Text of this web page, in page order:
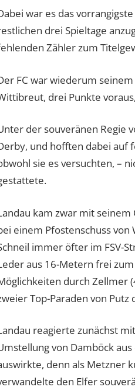
war es das
drei Spieltage
Zähler zum
FC war wiederum
drei Punkte
der souveränen Regie
und hofften dabei auf
sie es versuchten, –
kam zwar mit
einem Pfostenschuss von
immer öfter im FSV-
aus 16-Metern frei
durch Zellmer
Top-Paraden von
reagierte zunächst
von Damböck
denn als Metzner
den Elfer